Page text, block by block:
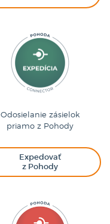
Odosielanie zásielok
priamo z Pohody
Expedovať
z Pohody